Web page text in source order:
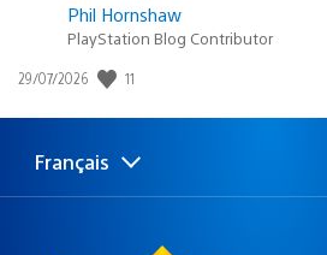
Phil Hornshaw
PlayStation Blog Contributor
Date
publication
29/07/2026 11
Choisir
une
Région
actuelle
Français